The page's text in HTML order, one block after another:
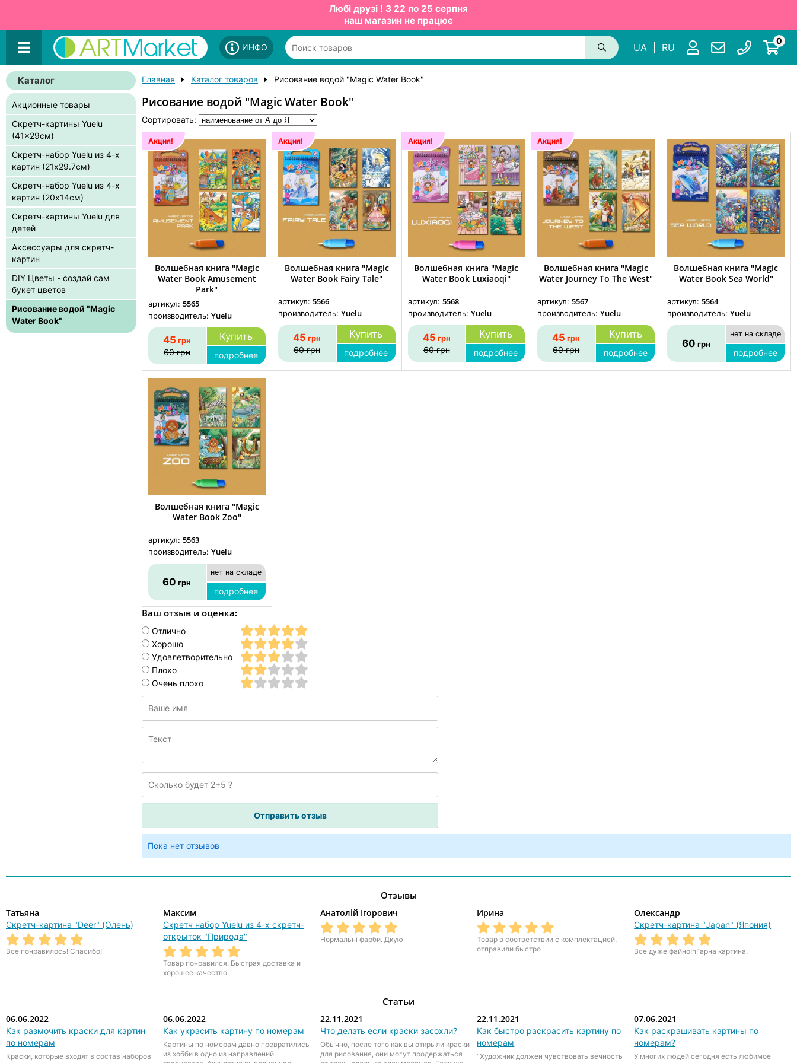
Любі друзі ! З 22 по 25 серпня
наш магазин не працює
ИНФО UA RU
0
Каталог
Акционные товары
Скретч-картины Yuelu
(41x29см)
Скретч-набор Yuelu из 4-х
картин (21x29.7см)
Скретч-набор Yuelu из 4-х
картин (20x14см)
Скретч-картины Yuelu для
детей
Аксессуары для скретч-
картин
DIY Цветы - создай сам
букет цветов
Рисование водой "Magic
Water Book"
Главная Каталог товаров Рисование водой "Magic Water Book"
Рисование водой "Magic Water Book"
Сортировать:
Акция!
Волшебная книга "Magic
Water Book Amusement
Park"
артикул: 5565
производитель: Yuelu
45 грн
60грн
Купить
подробнее
Акция!
Волшебная книга "Magic
Water Book Fairy Tale"
артикул: 5566
производитель: Yuelu
45 грн
60грн
Купить
подробнее
Акция!
Волшебная книга "Magic
Water Book Luxiaoqi"
артикул: 5568
производитель: Yuelu
45 грн
60грн
Купить
подробнее
Акция!
Волшебная книга "Magic
Water Journey To The West"
артикул:5567
производитель:Yuelu
45 грн
60грн
Купить
подробнее
Волшебная книга "Magic
Water Book Sea World"
артикул:5564
производитель:Yuelu
60 грн
нет на складе
подробнее
Волшебная книга "Magic
Water Book Zoo"
артикул: 5563
производитель: Yuelu
60 грн
нет на складе
подробнее
Ваш отзыв и оценка:
Отлично
Хорошо
Удовлетворительно
Плохо
Очень плохо
Пока нет отзывов
Отзывы
Татьяна
Скретч-картина "Deer" (Олень)
Все понравилось! Спасибо!
Максим
Скретч набор Yuelu из 4-х скретч-
открыток "Природа"
Товар понравился. Быстрая доставка и
хорошее качество.
Анатолій Ігорович
Нормальні фарби. Дкую
Ирина
Товар в соответствии с комплектацией,
отправили быстро
Олександр
Скретч-картина "Japan" (Япония)
Все дуже файно!nГарна картина.
Статьи
06.06.2022
Как размочить краски для картин
по номерам
Краски, которые входят в состав наборов
06.06.2022
Как украсить картину по номерам
Картины по номерам давно превратились
из хобби в одно из направлений
22.11.2021
Что делать если краски засохли?
Обычно, после того как вы открыли краски
для рисования, они могут продержаться
22.11.2021
Как быстро раскрасить картину по
номерам
“Художник должен чувствовать вечность
07.06.2021
Как раскрашивать картины по
номерам?
У многих людей сегодня есть любимое